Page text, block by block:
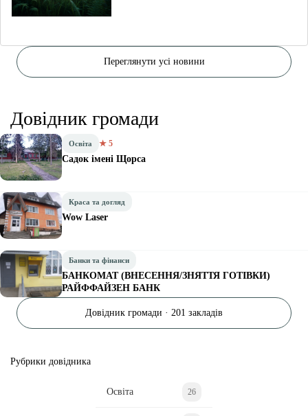
Переглянути усі новини
Довідник громади
Освіта ★ 5
Садок імені Щорса
Краса та догляд
Wow Laser
Банки та фінанси
БАНКОМАТ (ВНЕСЕННЯ/ЗНЯТТЯ ГОТІВКИ)
РАЙФФАЙЗЕН БАНК
Довідник громади · 201 закладів
Рубрики довідника
Освіта 26